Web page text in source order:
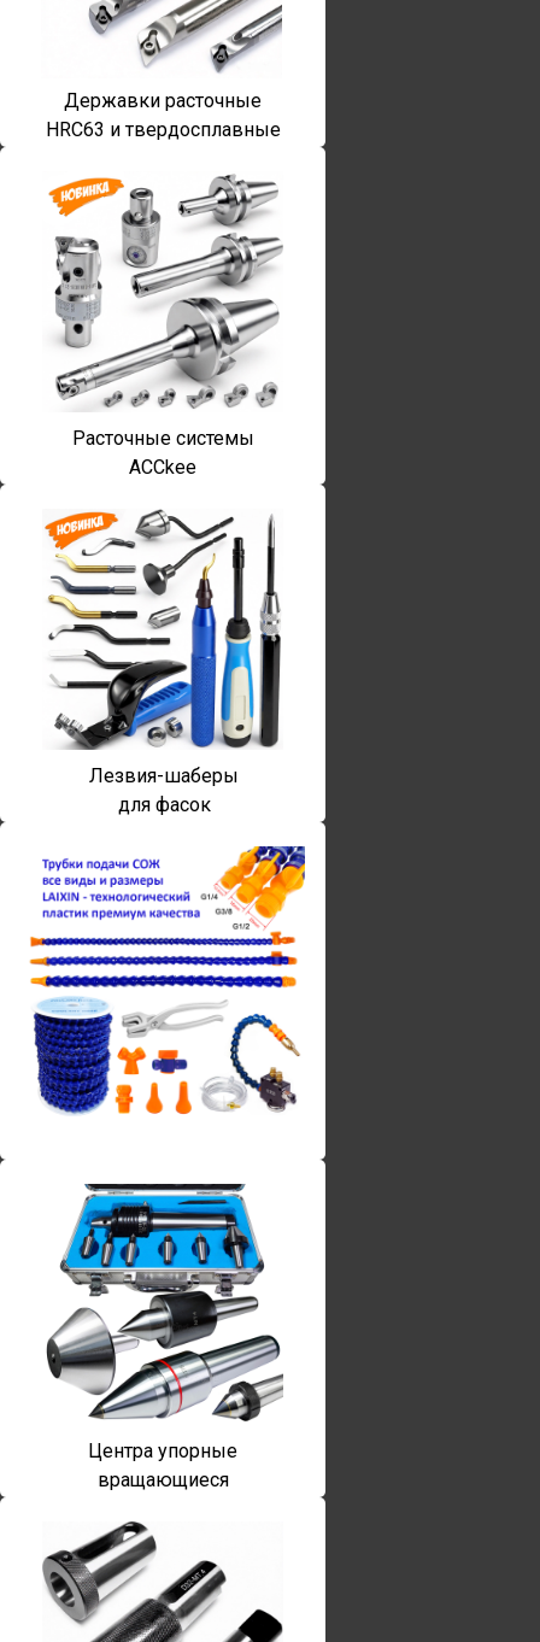
Державки расточные
HRC63 и твердосплавные
Расточные системы
ACCkee
Лезвия-шаберы
для фасок
Винты torx
Центра упорные
вращающиеся